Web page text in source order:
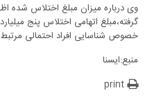
وی درباره میزان مبلغ اختلاس شده
گرفته،مبلغ اتهامی اختلاس پنج
خصوص شناسایی افراد احتمالی مرتبط
منبع:ایسنا
print